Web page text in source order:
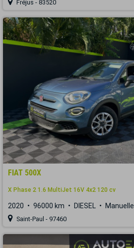
Fréjus - 83520
FIAT 500X
X Phase 2 1.6 MultiJet 16V 4x2 120 cv
2020 96000 km DIESEL Manuelle
Saint-Paul - 97460